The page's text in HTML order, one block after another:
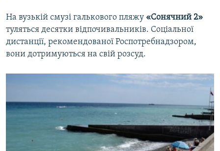
На вузькій смузі галькового пляжу «Сонячний 2»
туляться десятки відпочивальників. Соціальної
дистанції, рекомендованої Роспотребнадзором,
вони дотримуються на свій розсуд.